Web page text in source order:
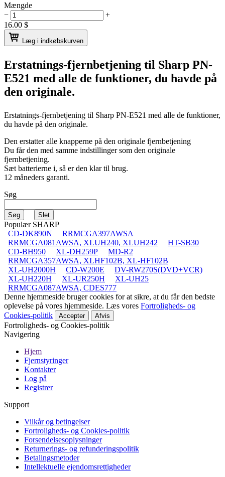
Mængde
−
+
16.00 $
Læg i indkøbskurven
Erstatnings-fjernbetjening til Sharp PN-
E521 med alle de funktioner, du havde på
den originale.
Erstatnings-fjernbetjening til Sharp PN-E521 med alle de funktioner,
du havde på den originale.
Den erstatter alle knapperne på den originale fjernbetjening
Du får den med samme indstillinger som den originale
fjernbetjening.
Sæt batterierne i, så er den klar til brug.
12 måneders garanti.
Søg
Populær SHARP
CD-DK890N
RRMCGA397AWSA
RRMCGA081AWSA, XLUH240, XLUH242
HT-SB30
CD-BH950
XL-DH259P
MD-R2
RRMCGA357AWSA, XLHF102B, XL-HF102B
XL-UH2000H
CD-W200E
DV-RW270S(DVD+VCR)
XL-UH220H
XL-UR250H
XL-UH25
RRMCGA087AWSA, CDES777
Denne hjemmeside bruger cookies for at sikre, at du får den bedste
oplevelse på vores hjemmeside. Læs vores Fortroligheds- og
Cookies-politik
Accepter Afvis
Fortroligheds- og Cookies-politik
Navigering
Hjem
Fjernstyringer
Kontakter
Log på
Registrer
Support
Vilkår og betingelser
Fortroligheds- og Cookies-politik
Forsendelsesoplysninger
Returnerings- og refunderingspolitik
Betalingsmetoder
Intellektuelle ejendomsrettigheder